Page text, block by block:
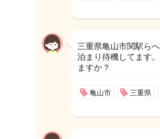
三重県亀山市関駅ら
泊まり待機してます
ますか？
亀山市 三重県